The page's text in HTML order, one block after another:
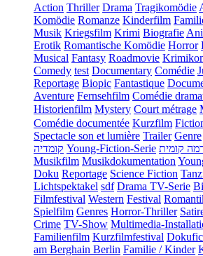
Action Thriller Drama Tragikomödie
Komödie Romanze Kinderfilm
Musik Kriegsfilm Krimi Biografie
Erotik Romantische Komödie Horror
Musical Fantasy Roadmovie
Comedy test Documentary Comédie
Reportage Biopic Fantastique
Aventure Fernsehfilm Comédie
Historienfilm Mystery Court métrage
Comédie documentée Kurzfilm
Spectacle son et lumière Trailer Genre
קומדיה Young-Fiction-Serie קומית
Musikfilm Musikdokumentation
Doku Reportage Science Fiction
Lichtspektakel sdf Drama TV-Serie
Filmfestival Western Festival
Spielfilm Genres Horror-Thriller
Crime TV-Show Multimedia-
Familienfilm Kurzfilmfestival
am Berghain Berlin Familie / Kinder